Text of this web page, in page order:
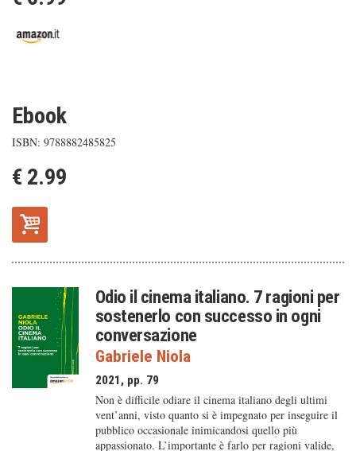
Ebook
ISBN: 9788882485825
€ 2.99
Odio il cinema italiano. 7 ragioni per
sostenerlo con successo in ogni
conversazione
Gabriele Niola
2021, pp. 79
Non è difficile odiare il cinema italiano degli ultimi
vent’anni, visto quanto si è impegnato per inseguire il
pubblico occasionale inimicandosi quello più
appassionato. L’importante è farlo per ragioni valide,